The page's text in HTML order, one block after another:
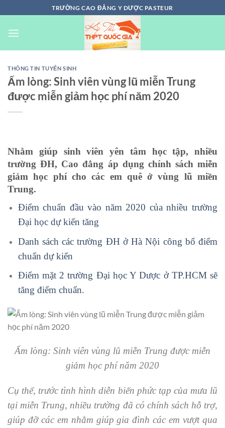
đến
nội
TRƯỜNG CAO ĐẲNG Y DƯỢC PASTEUR
THÔNG TIN TUYỂN SINH
Ấm lòng: Sinh viên vùng lũ miễn Trung
được miễn giảm học phí năm 2020
Nhằm giúp sinh viên yên tâm học tập, nhiều
trường ĐH, Cao đẳng áp dụng chính sách miễn
giảm học phí cho các em quê ở vùng lũ miền
Trung.
Điểm chuẩn đầu vào năm 2020 của nhiều trường
Đại học dự kiến tăng
Danh sách các trường ĐH ở Hà Nội công bố điểm
chuẩn dự kiến
Điểm mặt 2 trường Đại học Y Dược ở TP.HCM sẽ
tăng điểm chuẩn.
Ấm lòng: Sinh viên vùng lũ miễn Trung được miễn
giảm học phí năm 2020
Cụ thể, trước tình hình diễn biến phức tạp của mưa lũ
tại miễn Trung, nhiều trường đã có chính sách hỗ trợ,
giúp đỡ các em nhằm giúp gia đình các em vượt qua